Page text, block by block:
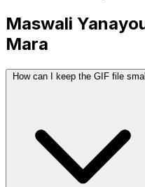
Maswali
Mara
How can I keep the GIF file